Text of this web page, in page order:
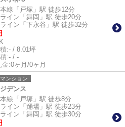
線「戸塚」駅 徒歩12分
イン「舞岡」駅 徒歩20分
イン「下永谷」駅 徒歩32分
:- / 8.01坪
:- / -
金:0ヶ月/0ヶ月
ンション
デンス
線「戸塚」駅 徒歩8分
イン「踊場」駅 徒歩23分
イン「舞岡」駅 徒歩30分